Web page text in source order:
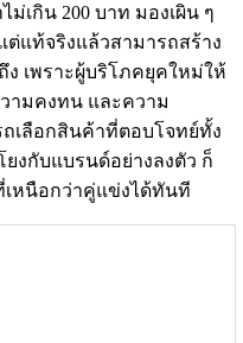
ม่เกิน 200 บาท มองเผิน ๆ
ต่แท้จริงแล้วสามารถสร้าง
เพราะผู้บริโภคยุคใหม่ให้
ามคงทน และความ
เลือกสินค้าที่ตอบโจทย์ทั้ง
งกับแบรนด์อย่างลงตัว ก็
หนือกว่าคู่แข่งได้ทันที